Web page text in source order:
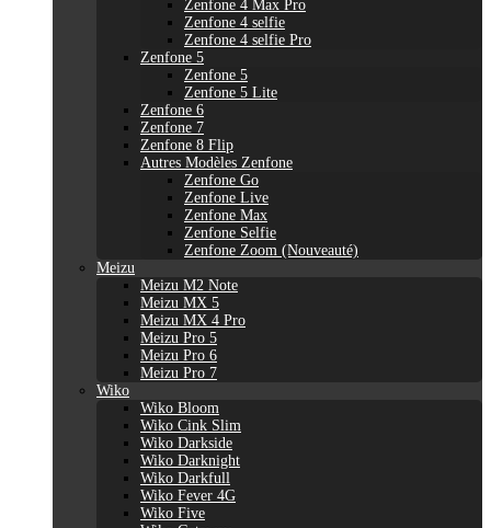
Zenfone 4 Max Pro
Zenfone 4 selfie
Zenfone 4 selfie Pro
Zenfone 5
Zenfone 5
Zenfone 5 Lite
Zenfone 6
Zenfone 7
Zenfone 8 Flip
Autres Modèles Zenfone
Zenfone Go
Zenfone Live
Zenfone Max
Zenfone Selfie
Zenfone Zoom (Nouveauté)
Meizu
Meizu M2 Note
Meizu MX 5
Meizu MX 4 Pro
Meizu Pro 5
Meizu Pro 6
Meizu Pro 7
Wiko
Wiko Bloom
Wiko Cink Slim
Wiko Darkside
Wiko Darknight
Wiko Darkfull
Wiko Fever 4G
Wiko Five